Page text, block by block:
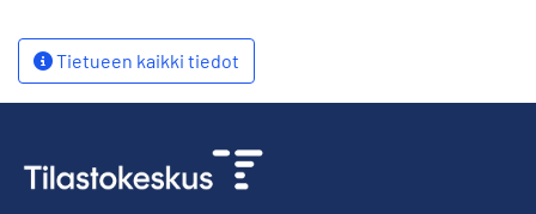
Tietueen kaikki tiedot